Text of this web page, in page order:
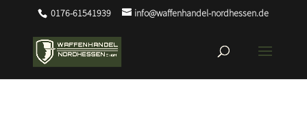
0176-61541939 info@waffenhandel-nordhessen.de